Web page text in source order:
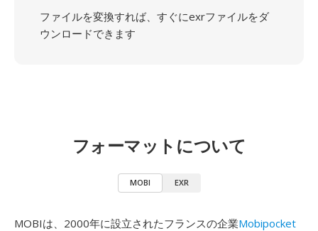
ファイルを変換すれば、すぐにexrファイルをダ
ウンロードできます
フォーマットについて
MOBI EXR
MOBIは、2000年に設立されたフランスの企業Mobipocket